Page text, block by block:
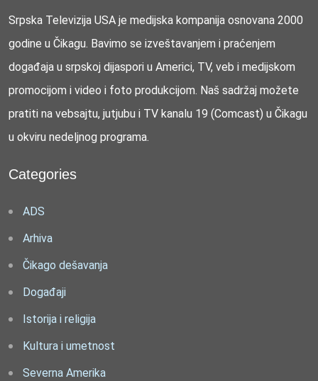
Srpska Televizija USA je medijska kompanija osnovana 2000
godine u Čikagu. Bavimo se izveštavanjem i praćenjem
događaja u srpskoj dijaspori u Americi, TV, veb i medijskom
promocijom i video i foto produkcijom. Naš sadržaj možete
pratiti na vebsajtu, jutjubu i TV kanalu 19 (Comcast) u Čikagu
u okviru nedeljnog programa.
Categories
ADS
Arhiva
Čikago dešavanja
Događaji
Istorija i religija
Kultura i umetnost
Severna Amerika